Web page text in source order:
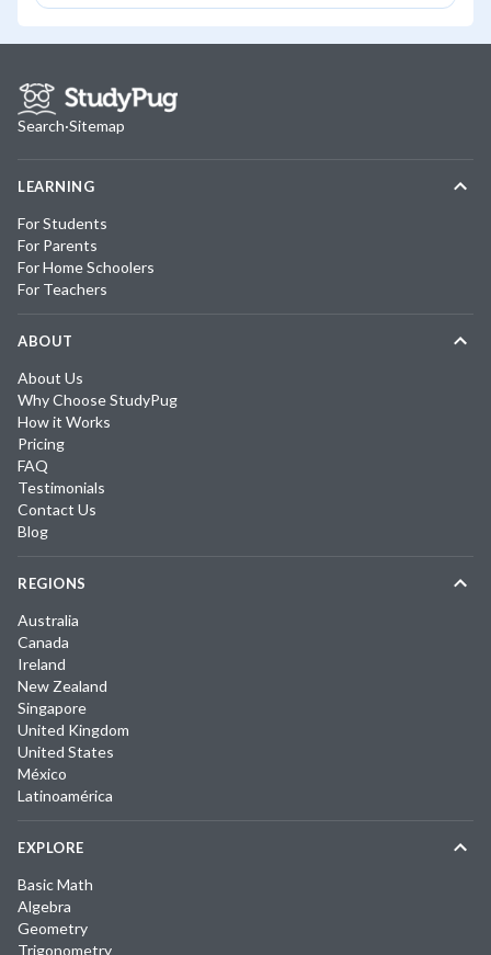
Search·Sitemap
LEARNING
For Students
For Parents
For Home Schoolers
For Teachers
ABOUT
About Us
Why Choose StudyPug
How it Works
Pricing
FAQ
Testimonials
Contact Us
Blog
REGIONS
Australia
Canada
Ireland
New Zealand
Singapore
United Kingdom
United States
México
Latinoamérica
EXPLORE
Basic Math
Algebra
Geometry
Trigonometry